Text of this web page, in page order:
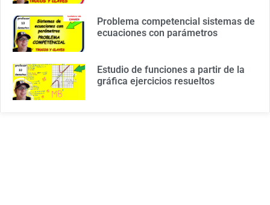
Problema competencial sistemas de
ecuaciones con parámetros
Estudio de funciones a partir de la
gráfica ejercicios resueltos